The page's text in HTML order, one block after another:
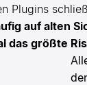
Plugins
auf alten
das größte